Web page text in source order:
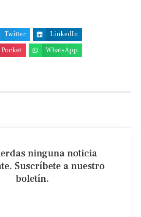
Twitter
LinkedIn
Pocket WhatsApp
ninguna noticia
Suscríbete a nuestro
boletín.